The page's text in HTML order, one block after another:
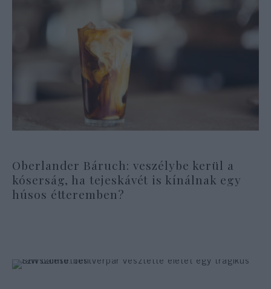
Oberlander Báruch: veszélybe kerül a
kóserság, ha tejeskávét is kínálnak egy
húsos étteremben?